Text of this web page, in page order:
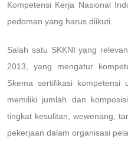
Kompetensi Kerja Nasional
pedoman yang harus diikuti.
Salah satu SKKNI yang
2013, yang mengatur
Skema sertifikasi kompetensi
memiliki jumlah dan
tingkat kesulitan, wewenang,
pekerjaan dalam organisasi